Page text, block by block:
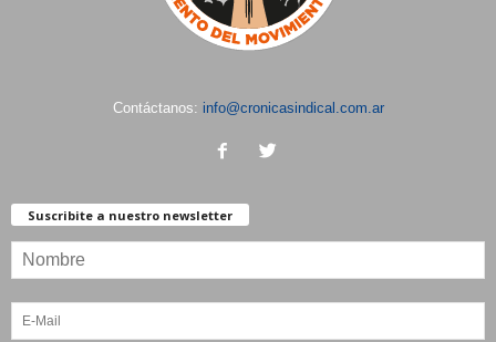
Contáctanos: info@cronicasindical.com.ar
Suscribite a nuestro newsletter